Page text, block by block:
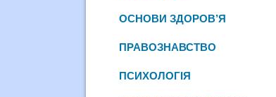
ОСНОВИ ЗДОРОВ’Я
ПРАВОЗНАВСТВО
ПСИХОЛОГІЯ